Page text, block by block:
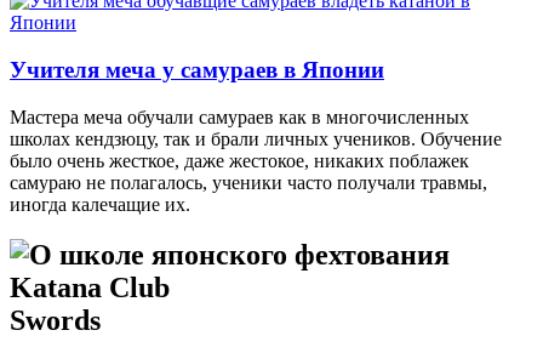
Учителя меча у самураев в Японии
Мастера меча обучали самураев как в многочисленных
школах кендзюцу, так и брали личных учеников. Обучение
было очень жесткое, даже жестокое, никаких поблажек
самураю не полагалось, ученики часто получали травмы,
иногда калечащие их.
Swords